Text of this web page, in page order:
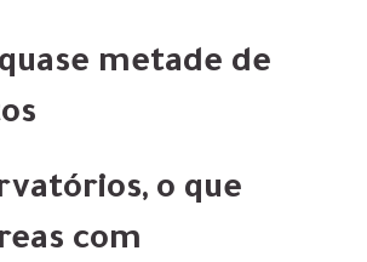
metade de
o que
com